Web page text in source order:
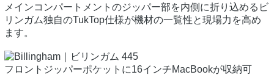
メインコンパートメントのジッパー部を内側に折り込めるビ
リンガム独自のTukTop仕様が機材の一覧性と現場力を高め
ます。
フロントジッパーポケットに16インチMacBookが収納可